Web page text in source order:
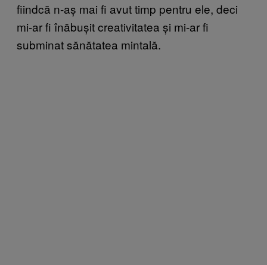
fiindcă n-aș mai fi avut timp pentru ele, deci
mi-ar fi înăbușit creativitatea și mi-ar fi
subminat sănătatea mintală.